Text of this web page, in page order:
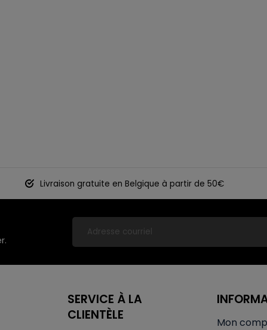
Livraison gratuite en Belgique à partir de 50€
SERVICE À LA
CLIENTÈLE
Mon